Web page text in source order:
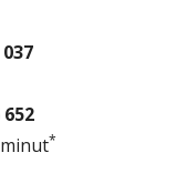
652
minut*